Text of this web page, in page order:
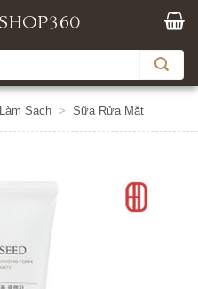
Làm Sạch > Sữa Rửa Mặt